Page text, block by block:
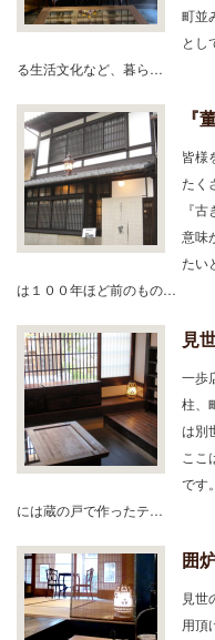
町並
とし
る生活文化など、暮ら…
『
皆様
たく
『
意味
たい
は１００年ほど前のもの…
見
一歩
柱、
は別
ここ
です
には蔵の戸で作ったテ…
囲
見世
用頂